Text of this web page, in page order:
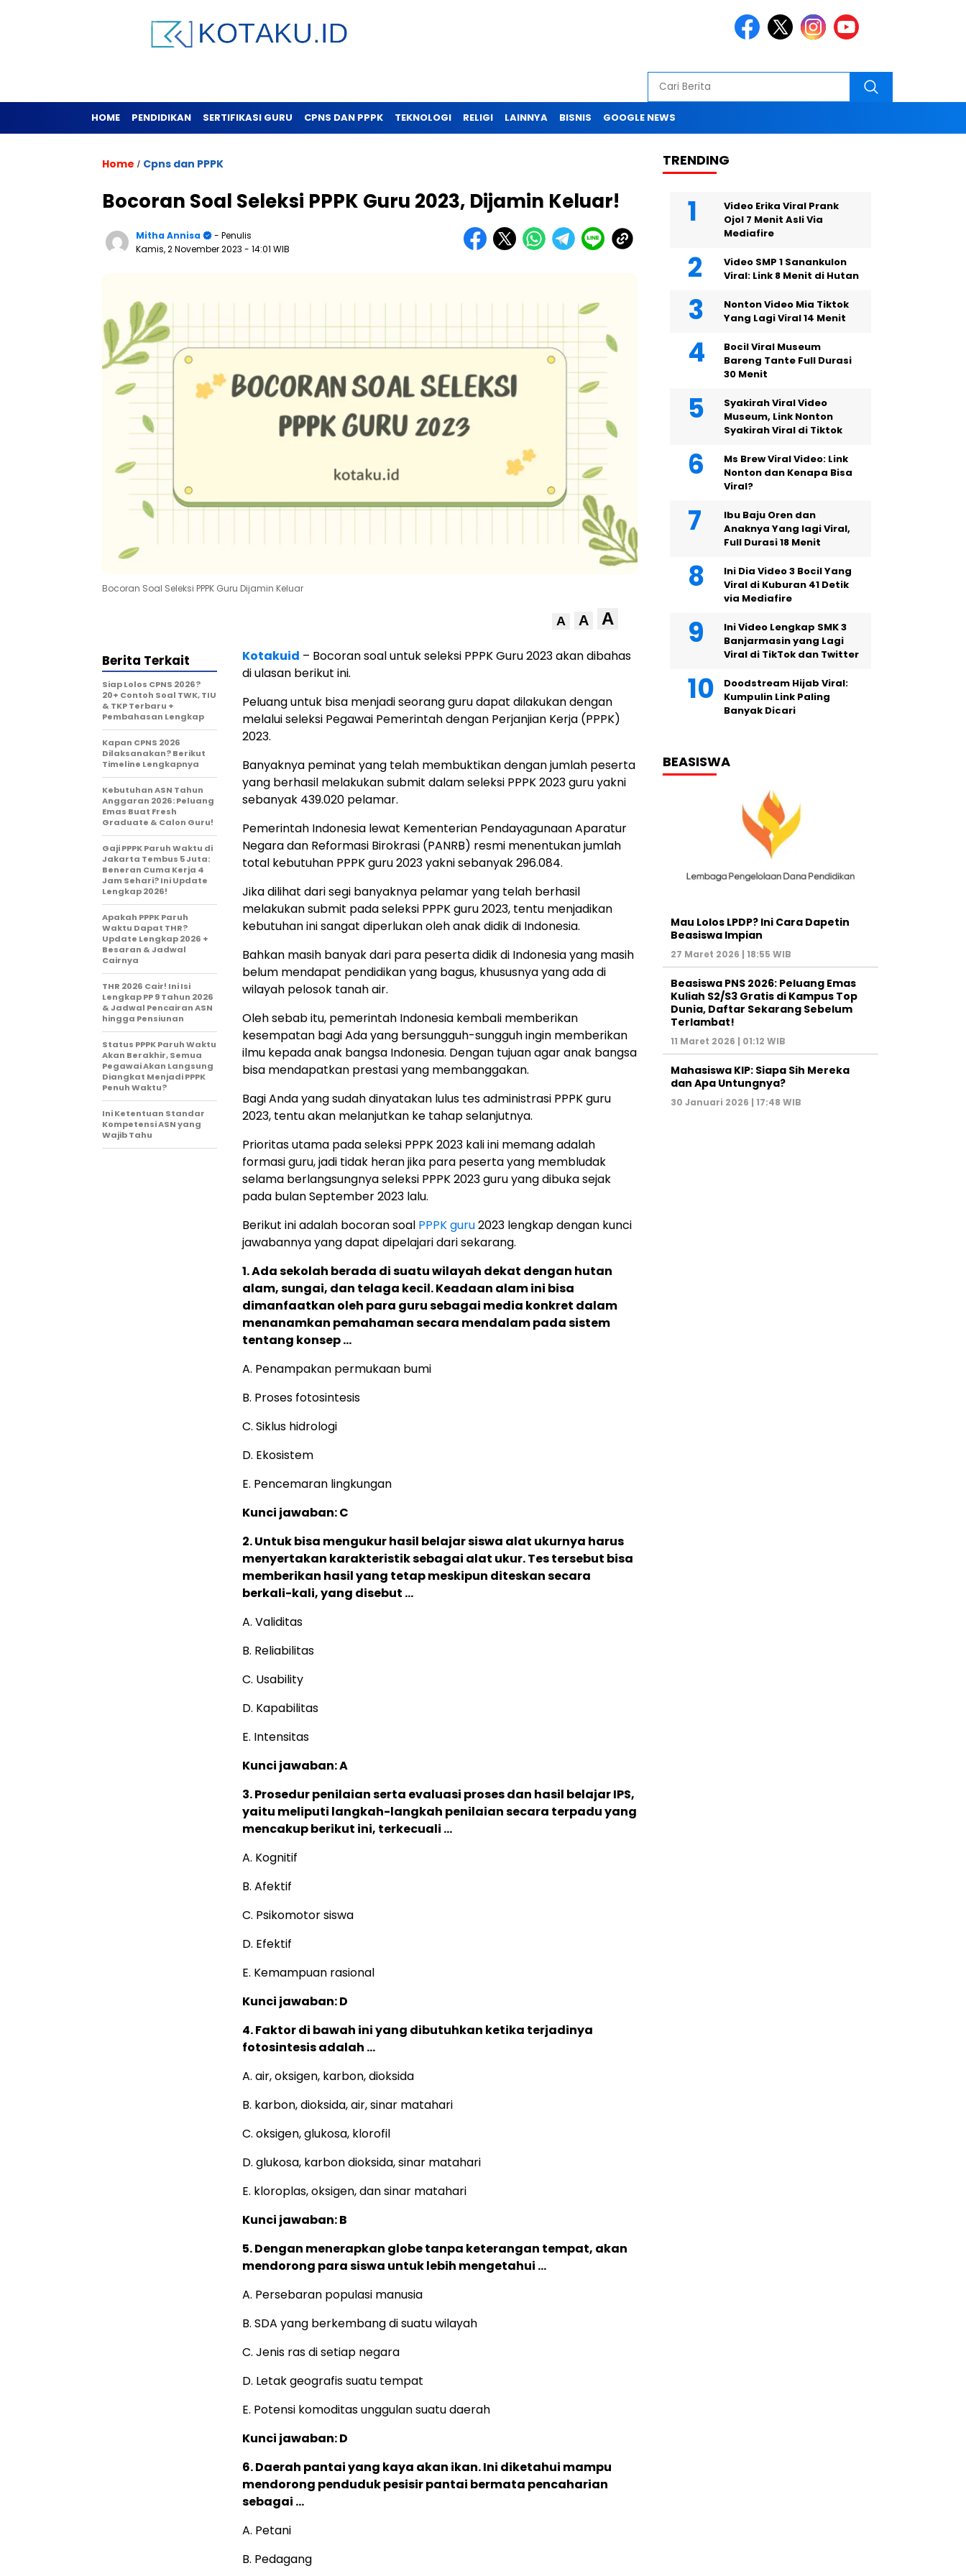
HOME PENDIDIKAN SERTIFIKASI GURU CPNS DAN PPPK TEKNOLOGI RELIGI LAINNYA BISNIS GOOGLE NEWS
Home / Cpns dan PPPK
Bocoran Soal Seleksi PPPK Guru 2023, Dijamin Keluar!
Mitha Annisa
- Penulis
Kamis, 2 November 2023 - 14:01 WIB
Bocoran Soal Seleksi PPPK Guru Dijamin Keluar
A A A
Kotakuid – Bocoran soal untuk seleksi PPPK Guru 2023 akan dibahas
di ulasan berikut ini.
Peluang untuk bisa menjadi seorang guru dapat dilakukan dengan
melalui seleksi Pegawai Pemerintah dengan Perjanjian Kerja (PPPK)
2023.
Banyaknya peminat yang telah membuktikan dengan jumlah peserta
yang berhasil melakukan submit dalam seleksi PPPK 2023 guru yakni
sebanyak 439.020 pelamar.
Pemerintah Indonesia lewat Kementerian Pendayagunaan Aparatur
Negara dan Reformasi Birokrasi (PANRB) resmi menentukan jumlah
total kebutuhan PPPK guru 2023 yakni sebanyak 296.084.
Jika dilihat dari segi banyaknya pelamar yang telah berhasil
melakukan submit pada seleksi PPPK guru 2023, tentu menjadikan
kebutuhan ini sangat diperlukan oleh anak didik di Indonesia.
Bahkan masih banyak dari para peserta didik di Indonesia yang masih
belum mendapat pendidikan yang bagus, khususnya yang ada di
wilayah pelosok tanah air.
Oleh sebab itu, pemerintah Indonesia kembali memberikan
kesempatan bagi Ada yang bersungguh-sungguh ingin memberikan
ilmu kepada anak bangsa Indonesia. Dengan tujuan agar anak bangsa
bisa mendapatkan prestasi yang membanggakan.
Bagi Anda yang sudah dinyatakan lulus tes administrasi PPPK guru
2023, tentu akan melanjutkan ke tahap selanjutnya.
Prioritas utama pada seleksi PPPK 2023 kali ini memang adalah
formasi guru, jadi tidak heran jika para peserta yang membludak
selama berlangsungnya seleksi PPPK 2023 guru yang dibuka sejak
pada bulan September 2023 lalu.
Berikut ini adalah bocoran soal PPPK guru2023 lengkap dengan kunci
jawabannya yang dapat dipelajari dari sekarang.
1. Ada sekolah berada di suatu wilayah dekat dengan hutan
alam, sungai, dan telaga kecil. Keadaan alam ini bisa
dimanfaatkan oleh para guru sebagai media konkret dalam
menanamkan pemahaman secara mendalam pada sistem
tentang konsep …
A. Penampakan permukaan bumi
B. Proses fotosintesis
C. Siklus hidrologi
D. Ekosistem
E. Pencemaran lingkungan
Kunci jawaban: C
2. Untuk bisa mengukur hasil belajar siswa alat ukurnya harus
menyertakan karakteristik sebagai alat ukur. Tes tersebut bisa
memberikan hasil yang tetap meskipun diteskan secara
berkali-kali, yang disebut …
A. Validitas
B. Reliabilitas
C. Usability
D. Kapabilitas
E. Intensitas
Kunci jawaban: A
3. Prosedur penilaian serta evaluasi proses dan hasil belajar IPS,
yaitu meliputi langkah-langkah penilaian secara terpadu yang
mencakup berikut ini, terkecuali …
A. Kognitif
B. Afektif
C. Psikomotor siswa
D. Efektif
E. Kemampuan rasional
Kunci jawaban: D
4. Faktor di bawah ini yang dibutuhkan ketika terjadinya
fotosintesis adalah …
A. air, oksigen, karbon, dioksida
B. karbon, dioksida, air, sinar matahari
C. oksigen, glukosa, klorofil
D. glukosa, karbon dioksida, sinar matahari
E. kloroplas, oksigen, dan sinar matahari
Kunci jawaban: B
5. Dengan menerapkan globe tanpa keterangan tempat, akan
mendorong para siswa untuk lebih mengetahui …
A. Persebaran populasi manusia
B. SDA yang berkembang di suatu wilayah
C. Jenis ras di setiap negara
D. Letak geografis suatu tempat
E. Potensi komoditas unggulan suatu daerah
Kunci jawaban: D
6. Daerah pantai yang kaya akan ikan. Ini diketahui mampu
mendorong penduduk pesisir pantai bermata pencaharian
sebagai …
A. Petani
B. Pedagang
Berita Terkait
Siap Lolos CPNS 2026?
20+ Contoh Soal TWK, TIU
& TKP Terbaru +
Pembahasan Lengkap
Kapan CPNS 2026
Dilaksanakan? Berikut
Timeline Lengkapnya
Kebutuhan ASN Tahun
Anggaran 2026: Peluang
Emas Buat Fresh
Graduate & Calon Guru!
Gaji PPPK Paruh Waktu di
Jakarta Tembus 5 Juta:
Beneran Cuma Kerja 4
Jam Sehari? Ini Update
Lengkap 2026!
Apakah PPPK Paruh
Waktu Dapat THR?
Update Lengkap 2026 +
Besaran & Jadwal
Cairnya
THR 2026 Cair! Ini Isi
Lengkap PP 9 Tahun 2026
& Jadwal Pencairan ASN
hingga Pensiunan
Status PPPK Paruh Waktu
Akan Berakhir, Semua
Pegawai Akan Langsung
Diangkat Menjadi PPPK
Penuh Waktu?
Ini Ketentuan Standar
Kompetensi ASN yang
Wajib Tahu
TRENDING
Video Erika Viral Prank
Ojol 7 Menit Asli Via
Mediafire
Video SMP 1 Sanankulon
Viral: Link 8 Menit di Hutan
Nonton Video Mia Tiktok
Yang Lagi Viral 14 Menit
Bocil Viral Museum
Bareng Tante Full Durasi
30 Menit
Syakirah Viral Video
Museum, Link Nonton
Syakirah Viral di Tiktok
Ms Brew Viral Video: Link
Nonton dan Kenapa Bisa
Viral?
Ibu Baju Oren dan
Anaknya Yang lagi Viral,
Full Durasi 18 Menit
Ini Dia Video 3 Bocil Yang
Viral di Kuburan 41 Detik
via Mediafire
Ini Video Lengkap SMK 3
Banjarmasin yang Lagi
Viral di TikTok dan Twitter
Doodstream Hijab Viral:
Kumpulin Link Paling
Banyak Dicari
BEASISWA
Mau Lolos LPDP? Ini Cara Dapetin
Beasiswa Impian
27 Maret 2026 | 18:55 WIB
Beasiswa PNS 2026: Peluang Emas
Kuliah S2/S3 Gratis di Kampus Top
Dunia, Daftar Sekarang Sebelum
Terlambat!
11 Maret 2026 | 01:12 WIB
Mahasiswa KIP: Siapa Sih Mereka
dan Apa Untungnya?
30 Januari 2026 | 17:48 WIB